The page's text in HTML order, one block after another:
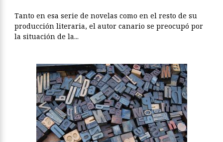
Tanto en esa serie de novelas como en el resto de su
producción literaria, el autor canario se preocupó por
la situación de la...